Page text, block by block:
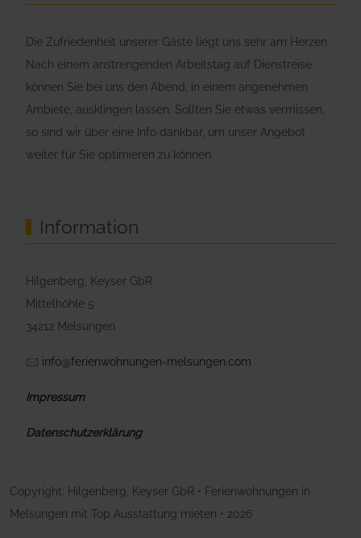
Die Zufriedenheit unserer Gäste liegt uns sehr am Herzen.
Nach einem anstrengenden Arbeitstag auf Dienstreise
können Sie bei uns den Abend, in einem angenehmen
Ambiete, ausklingen lassen. Sollten Sie etwas vermissen,
so sind wir über eine Info dankbar, um unser Angebot
weiter für Sie optimieren zu können.
Information
Hilgenberg, Keyser GbR
Mittelhöhle 5
34212 Melsungen
🖂 info@ferienwohnungen-melsungen.com
Impressum
Datenschutzerklärung
Copyright: Hilgenberg, Keyser GbR • Ferienwohnungen in
Melsungen mit Top Ausstattung mieten • 2026